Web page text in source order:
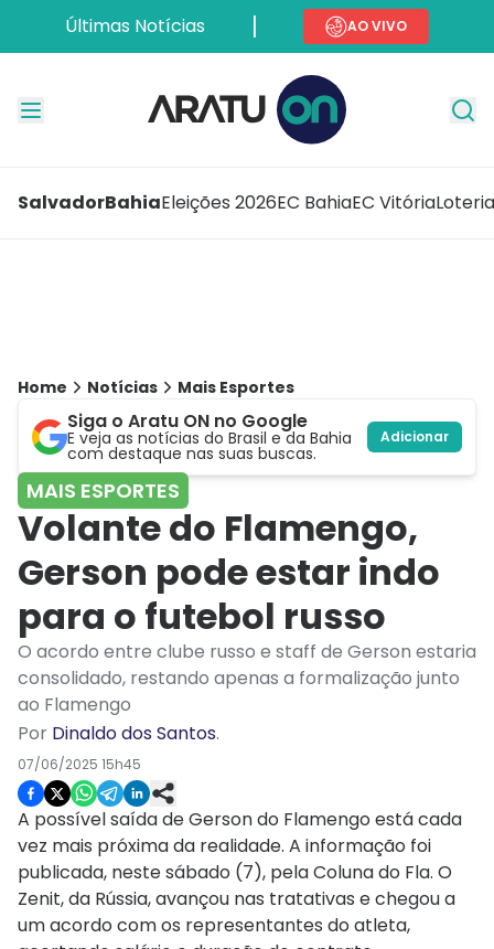
Últimas Notícias AO VIVO
SalvadorBahiaEleições 2026EC BahiaEC Vitória
Home Notícias Mais Esportes
Siga o Aratu ON no Google
E veja as notícias do Brasil e da Bahia
com destaque nas suas buscas.
Adicionar
MAIS ESPORTES
Volante do Flamengo,
Gerson pode estar indo
para o futebol russo
O acordo entre clube russo e staff de Gerson estaria
consolidado, restando apenas a formalização junto
ao Flamengo
Por Dinaldo dos Santos.
07/06/2025 15h45
A possível saída de Gerson do Flamengo está cada
vez mais próxima da realidade. A informação foi
publicada, neste sábado (7), pela Coluna do Fla. O
Zenit, da Rússia, avançou nas tratativas e chegou a
um acordo com os representantes do atleta,